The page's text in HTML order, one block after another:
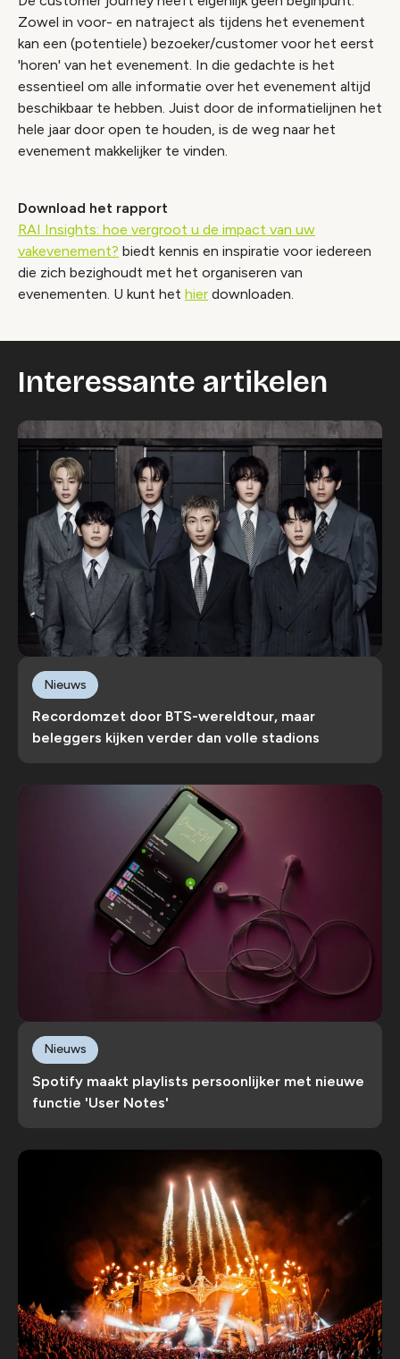
Zowel in voor- en natraject als tijdens het evenement
kan een (potentiele) bezoeker/customer voor het eerst
'horen' van het evenement. In die gedachte is het
essentieel om alle informatie over het evenement altijd
beschikbaar te hebben. Juist door de informatielijnen het
hele jaar door open te houden, is de weg naar het
evenement makkelijker te vinden.
Download het rapport
RAI Insights: hoe vergroot u de impact van uw
vakevenement? biedt kennis en inspiratie voor iedereen
die zich bezighoudt met het organiseren van
evenementen. U kunt het hier downloaden.
Interessante artikelen
Recordomzet door BTS-wereldtour, maar
beleggers kijken verder dan volle stadions
Nieuws
Spotify maakt playlists persoonlijker met nieuwe
functie 'User Notes'
Nieuws